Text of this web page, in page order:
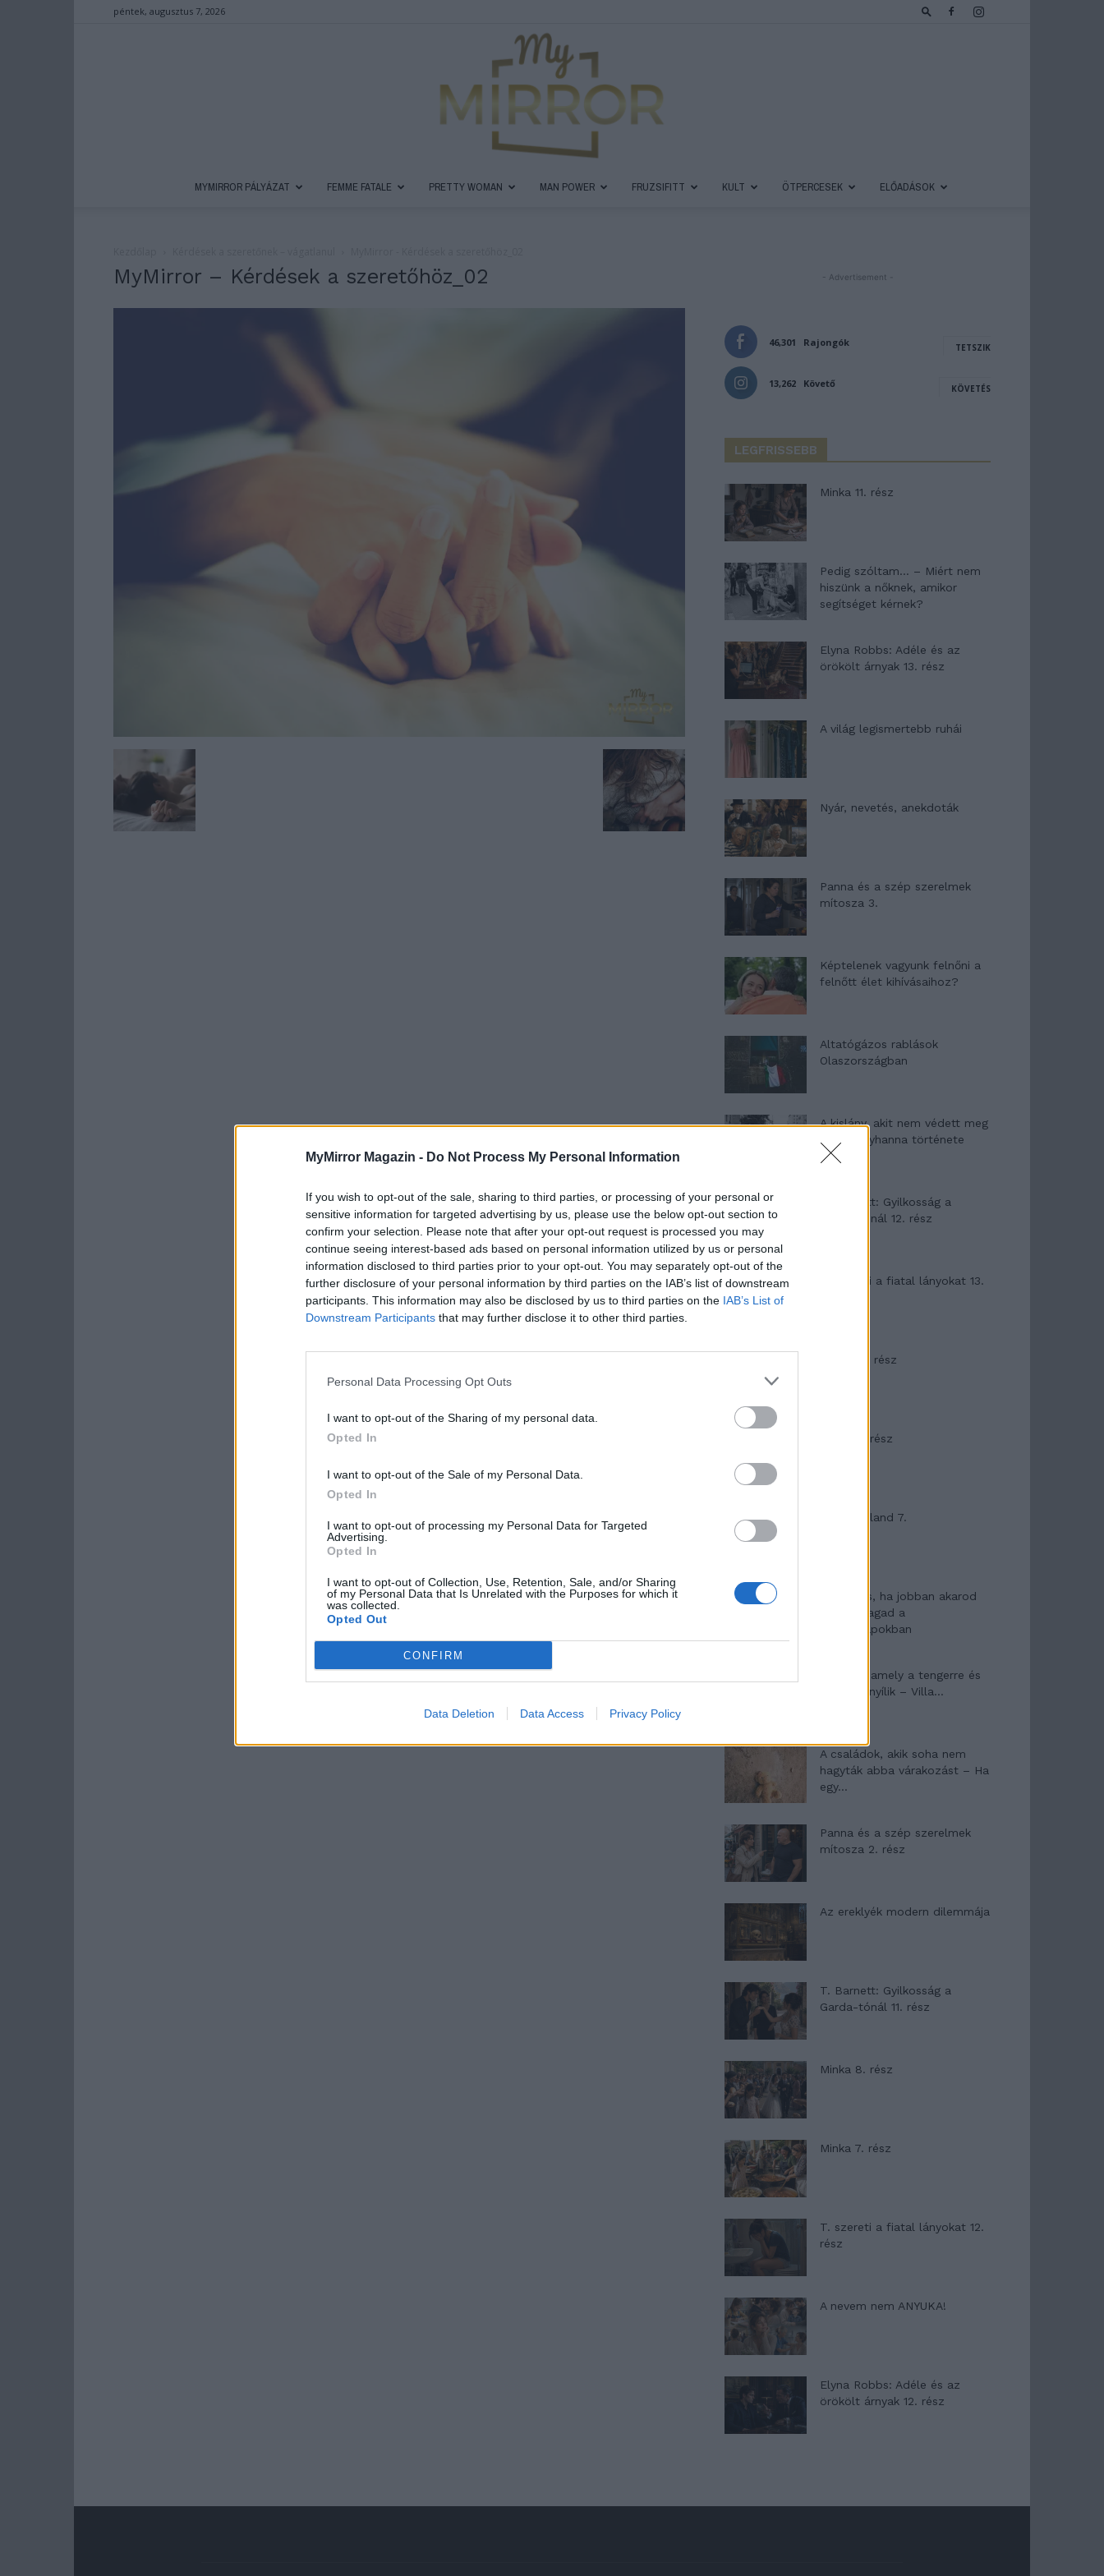
MyMirror Magazin - Do Not Process My Personal Information
If you wish to opt-out of the sale, sharing to third parties, or processing of your personal or
sensitive information for targeted advertising by us, please use the below opt-out section to
confirm your selection. Please note that after your opt-out request is processed you may
continue seeing interest-based ads based on personal information utilized by us or personal
information disclosed to third parties prior to your opt-out. You may separately opt-out of the
further disclosure of your personal information by third parties on the IAB’s list of downstream
participants. This information may also be disclosed by us to third parties on the IAB’s List of
Downstream Participants that may further disclose it to other third parties.
Personal Data Processing Opt Outs
I want to opt-out of the Sharing of my personal data.
Opted In
I want to opt-out of the Sale of my Personal Data.
Opted In
I want to opt-out of processing my Personal Data for Targeted
Advertising.
Opted In
I want to opt-out of Collection, Use, Retention, Sale, and/or Sharing
of my Personal Data that Is Unrelated with the Purposes for which it
was collected.
Opted Out
CONFIRM
Data Deletion Data Access Privacy Policy
péntek, augusztus 7, 2026
MYMIRROR PÁLYÁZAT FEMME FATALE PRETTY WOMAN MAN POWER FRUZSIFITT KULT ÖTPERCESEK ELŐADÁSOK
MyMirror – Kérdések a szeretőhöz_02 - Advertisement -
46,301 Rajongók TETSZIK
13,262 Követő KÖVETÉS
LEGFRISSEBB
Minka 11. rész
Pedig szóltam… – Miért nem
hiszünk a nőknek, amikor
segítséget kérnek?
Elyna Robbs: Adéle és az
örökölt árnyak 13. rész
A világ legismertebb ruhái
Nyár, nevetés, anekdoták
Panna és a szép szerelmek
mítosza 3.
Képtelenek vagyunk felnőni a
felnőtt élet kihívásaihoz?
Altatógázos rablások
Olaszországban
A kislány, akit nem védett meg
senki – Lyhanna története
T. Barnett: Gyilkosság a
Garda-tónál 12. rész
T. szereti a fiatal lányokat 13.
Minka 10. rész
Minka 9. rész
Máltai kaland 7.
10 tanács, ha jobban akarod
érezni magad a
hétköznapokban
Egy ház, amely a tengerre és
a fényre nyílik – Villa...
A családok, akik soha nem
hagyták abba várakozást – Ha
egy...
Panna és a szép szerelmek
mítosza 2. rész
Az ereklyék modern dilemmája
T. Barnett: Gyilkosság a
Garda-tónál 11. rész
Minka 8. rész
Minka 7. rész
T. szereti a fiatal lányokat 12.
rész
A nevem nem ANYUKA!
Elyna Robbs: Adéle és az
örökölt árnyak 12. rész